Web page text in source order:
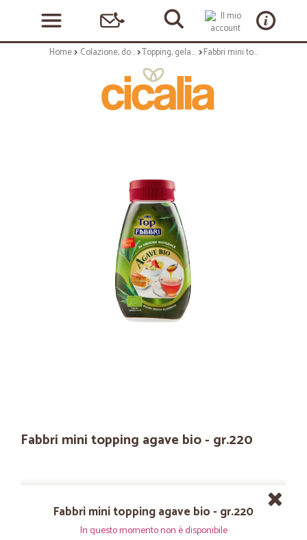
Home Colazione, dolciumi e snack Topping, gelatine e guarnizioni Fabbri mini topping agave bio - gr.220
Fabbri mini topping agave bio - gr.220
Fabbri mini topping agave bio - gr.220
In questo momento non è disponibile